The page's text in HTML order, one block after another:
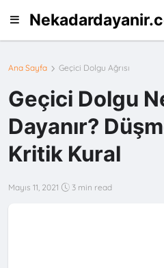
Ana Sayfa Geçici Dolgu Ağrısı
Geçici Dolgu
Dayanır?
Kritik Kural
Mayıs 11, 2021 3 min read